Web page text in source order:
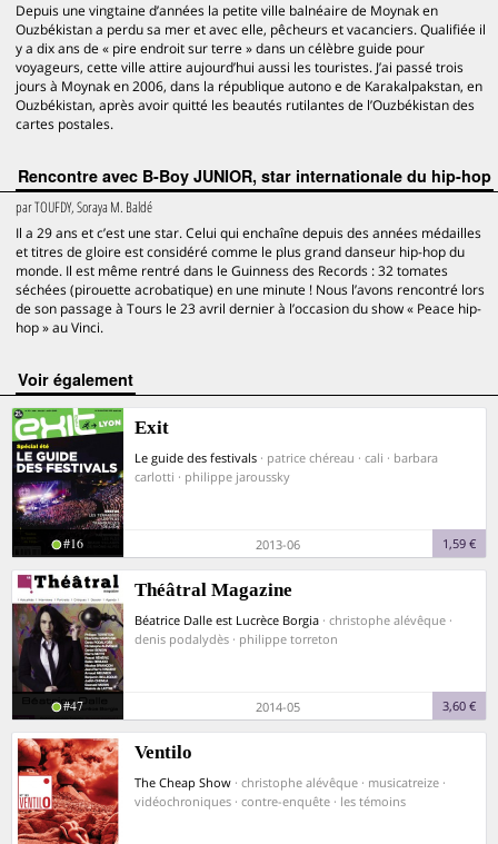
Depuis une vingtaine d’années la petite ville balnéaire de Moynak en
Ouzbékistan a perdu sa mer et avec elle, pêcheurs et vacanciers. Qualifiée il
y a dix ans de « pire endroit sur terre » dans un célèbre guide pour
voyageurs, cette ville attire aujourd’hui aussi les touristes. J’ai passé trois
jours à Moynak en 2006, dans la république autono e de Karakalpakstan, en
Ouzbékistan, après avoir quitté les beautés rutilantes de l’Ouzbékistan des
cartes postales.
Rencontre avec B-Boy JUNIOR, star internationale du hip-hop
parTOUFDY, Soraya M. Baldé
Il a 29 ans et c’est une star. Celui qui enchaîne depuis des années médailles
et titres de gloire est considéré comme le plus grand danseur hip-hop du
monde. Il est même rentré dans le Guinness des Records : 32 tomates
séchées (pirouette acrobatique) en une minute ! Nous l’avons rencontré lors
de son passage à Tours le 23 avril dernier à l’occasion du show « Peace hip-
hop » au Vinci.
voir également
Exit
Le guide des festivals · patrice chéreau · cali · barbara
carlotti · philippe jaroussky
#16 2013-06 1,59 €
Théâtral Magazine
Béatrice Dalle est Lucrèce Borgia · christophe alévêque ·
denis podalydès · philippe torreton
#47 2014-05 3,60 €
Ventilo
The Cheap Show · christophe alévêque · musicatreize ·
vidéochroniques · contre-enquête · les témoins